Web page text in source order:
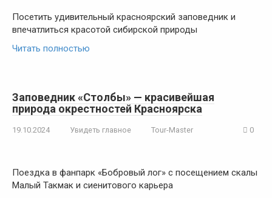
Посетить удивительный красноярский заповедник и
впечатлиться красотой сибирской природы
Читать полностью
Заповедник «Столбы» — красивейшая
природа окрестностей Красноярска
19.10.2024 Увидеть главное Tour-Master 0
Поездка в фанпарк «Бобровый лог» с посещением скалы
Малый Такмак и сиенитового карьера